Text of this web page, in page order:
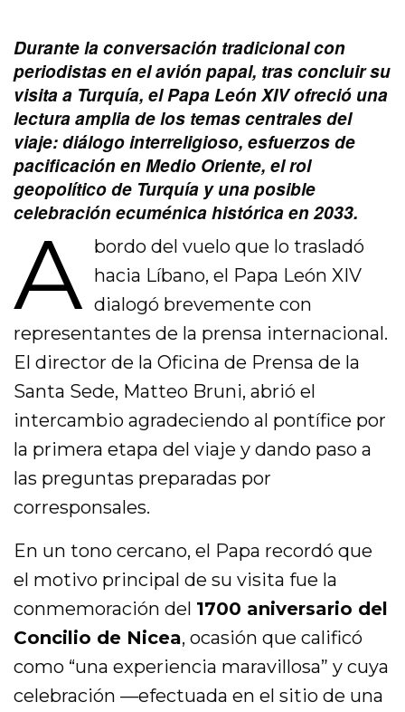
Durante la conversación tradicional con
periodistas en el avión papal, tras concluir su
visita a Turquía, el Papa León XIV ofreció una
lectura amplia de los temas centrales del
viaje: diálogo interreligioso, esfuerzos de
pacificación en Medio Oriente, el rol
geopolítico de Turquía y una posible
celebración ecuménica histórica en 2033.
A bordo del vuelo que lo trasladó
hacia Líbano, el Papa León XIV
dialogó brevemente con
representantes de la prensa internacional.
El director de la Oficina de Prensa de la
Santa Sede, Matteo Bruni, abrió el
intercambio agradeciendo al pontífice por
la primera etapa del viaje y dando paso a
las preguntas preparadas por
corresponsales.
En un tono cercano, el Papa recordó que
el motivo principal de su visita fue la
conmemoración del 1700 aniversario del
Concilio de Nicea, ocasión que calificó
como “una experiencia maravillosa” y cuya
celebración —efectuada en el sitio de una